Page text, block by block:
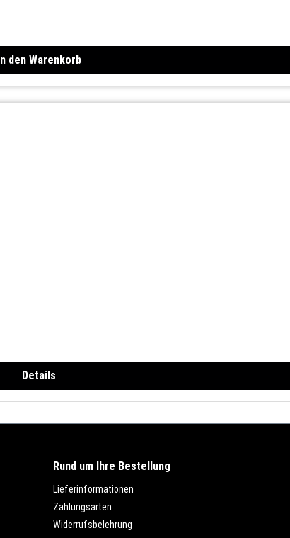
In den Warenkorb
Details
Rund um Ihre Bestellung
Lieferinformationen
Zahlungsarten
Widerrufsbelehrung